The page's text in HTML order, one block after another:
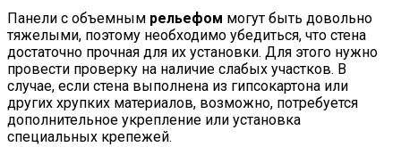
Панели с объемным рельефом могут быть довольно
тяжелыми, поэтому необходимо убедиться, что стена
достаточно прочная для их установки. Для этого нужно
провести проверку на наличие слабых участков. В
случае, если стена выполнена из гипсокартона или
других хрупких материалов, возможно, потребуется
дополнительное укрепление или установка
специальных крепежей.